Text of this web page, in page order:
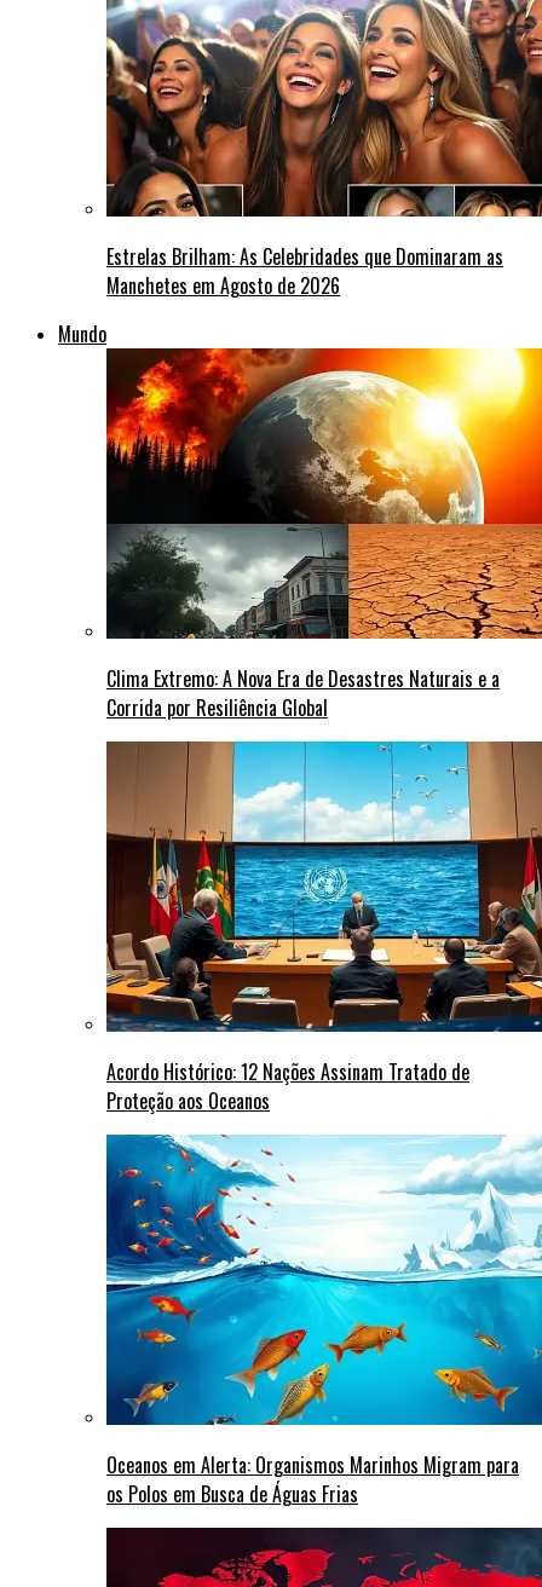
Estrelas Brilham: As Celebridades que Dominaram as
Manchetes em Agosto de 2026
Mundo
Clima Extremo: A Nova Era de Desastres Naturais e a
Corrida por Resiliência Global
Acordo Histórico: 12 Nações Assinam Tratado de
Proteção aos Oceanos
Oceanos em Alerta: Organismos Marinhos Migram para
os Polos em Busca de Águas Frias